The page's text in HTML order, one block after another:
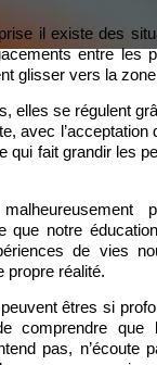
il existe des
entre les
glisser vers la
elles se régulent
avec l’acceptation
qui fait grandir les
que notre
de vies
propre réalité.
êtres si
comprendre que
pas, n’écoute